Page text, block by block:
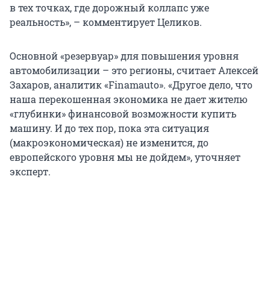
в тех точках, где дорожный коллапс уже
реальность», – комментирует Целиков.
Основной «резервуар» для повышения уровня
автомобилизации – это регионы, считает Алексей
Захаров, аналитик «Finamauto». «Другое дело, что
наша перекошенная экономика не дает жителю
«глубинки» финансовой возможности купить
машину. И до тех пор, пока эта ситуация
(макроэкономическая) не изменится, до
европейского уровня мы не дойдем», уточняет
эксперт.